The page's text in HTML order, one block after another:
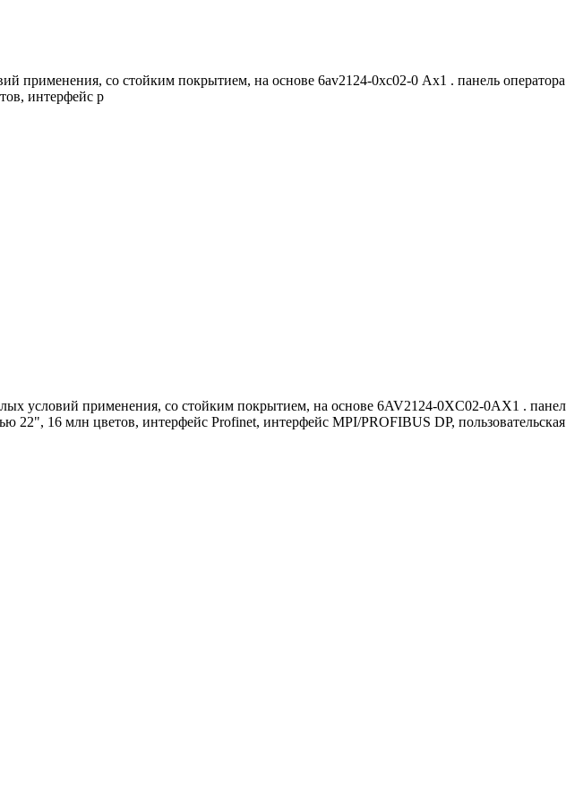
применения, со стойким покрытием, на основе 6av2124-0xc02-0 Аx1 . панель
интерфейс p
условий применения, со стойким покрытием, на основе 6AV2124-0XC02-0AX1 .
22", 16 млн цветов, интерфейс Profinet, интерфейс MPI/PROFIBUS DP,